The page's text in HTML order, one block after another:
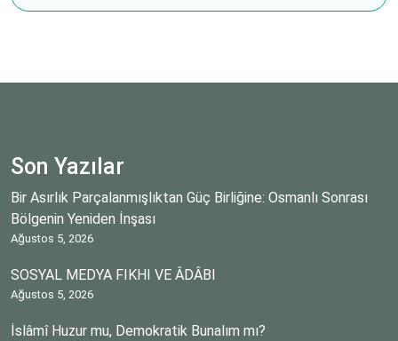
Son Yazılar
Bir Asırlık Parçalanmışlıktan Güç Birliğine: Osmanlı Sonrası
Bölgenin Yeniden İnşası
Ağustos 5, 2026
SOSYAL MEDYA FIKHI VE ÂDÂBI
Ağustos 5, 2026
İslâmî Huzur mu, Demokratik Bunalım mı?